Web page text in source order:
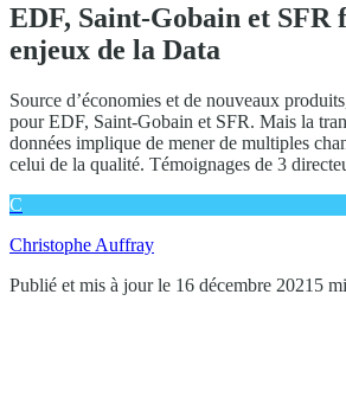
EDF, Saint-Gobain et SFR
enjeux de la Data
Source d’économies et de nouveaux
pour EDF, Saint-Gobain et SFR. Mais la
données implique de mener de multiples
celui de la qualité. Témoignages de 3
C
Christophe Auffray
Publié et mis à jour le 16 décembre 2021 5